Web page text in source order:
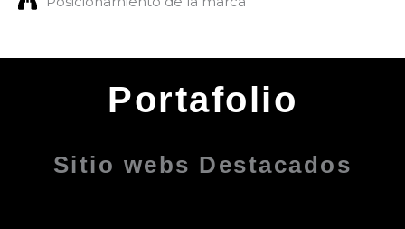
Portafolio
Sitio webs Destacados